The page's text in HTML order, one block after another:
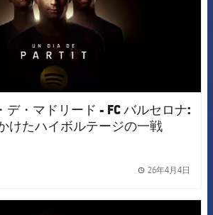
デ・マドリード - FC バルセロナ:
けたハイボルテージの一戦
26年4月4日